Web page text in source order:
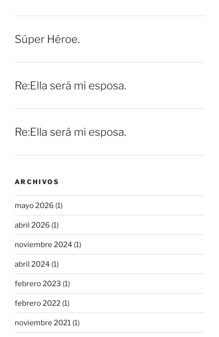
Súper Héroe.
Re:Ella será mi esposa.
Re:Ella será mi esposa.
ARCHIVOS
mayo 2026 (1)
abril 2026 (1)
noviembre 2024 (1)
abril 2024 (1)
febrero 2023 (1)
febrero 2022 (1)
noviembre 2021 (1)